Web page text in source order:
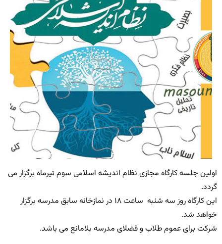
اولین جلسه کارگاه مجازی نظام اندیشه اسلامی سوم تیرماه برگزار می
گردد.
این کارگاه روز سه شنبه ساعت ۱۸ در نمازخانه سابق مدرسه برگزار
خواهد شد.
شرکت برای عموم طلاب و فضلای مدرسه بلامانع می باشد.